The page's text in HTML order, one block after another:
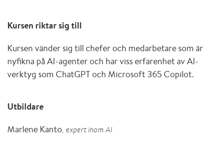
Kursen riktar sig till
Kursen vänder sig till chefer och medarbetare som är
nyfikna på AI-agenter och har viss erfarenhet av AI-
verktyg som ChatGPT och Microsoft 365 Copilot.
Utbildare
Marlene Kanto, expert inom AI